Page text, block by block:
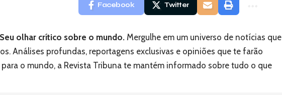
Facebook Twitter
olhar crítico sobre o mundo. Mergulhe em um universo de notícias que
Análises profundas, reportagens exclusivas e opiniões que te farão
para o mundo, a Revista Tribuna te mantém informado sobre tudo o que